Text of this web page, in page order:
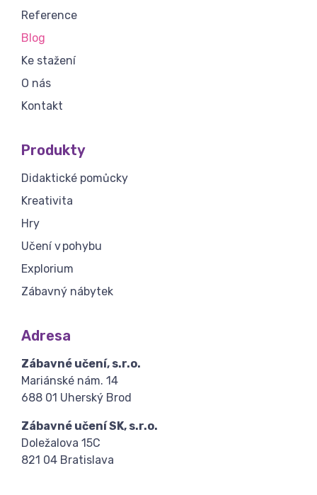
Reference
Blog
Ke stažení
O nás
Kontakt
Produkty
Didaktické pomůcky
Kreativita
Hry
Učení v pohybu
Explorium
Zábavný nábytek
Adresa
Zábavné učení, s.r.o.
Mariánské nám. 14
688 01 Uherský Brod
Zábavné učení SK, s.r.o.
Doležalova 15C
821 04 Bratislava